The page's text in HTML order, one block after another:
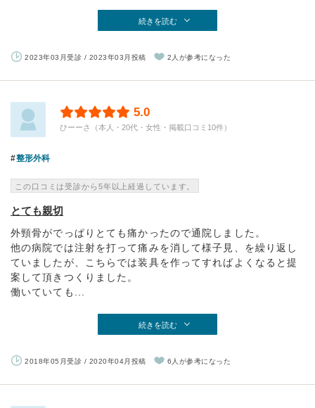
続きを読む
2023年03月受診 / 2023年03月投稿 2人が参考になった
5.0
ひーーさ（本人・20代・女性・掲載口コミ10件）
整形外科
この口コミは受診から5年以上経過しています。
とても親切
外頸骨がでっぱりとても痛かったので通院しました。
他の病院では注射を打って痛みを消して様子見、を繰り返し
ていましたが、こちらでは装具を作ってすればよくなると提
案して頂きつくりました。
働いていても...
続きを読む
2018年05月受診 / 2020年04月投稿 6人が参考になった